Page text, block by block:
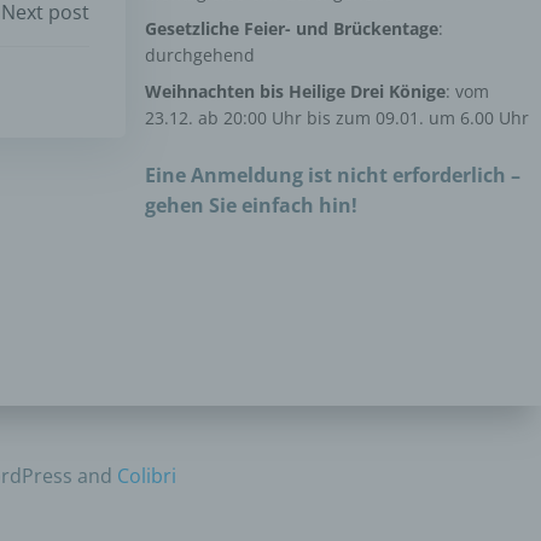
Next post
Gesetzliche Feier- und Brückentage:
durchgehend
Weihnachten bis Heilige Drei Könige: vom
23.12. ab 20:00 Uhr bis zum 09.01. um 6.00 Uhr
Eine Anmeldung ist nicht erforderlich –
gehen Sie einfach hin!
and Colibri